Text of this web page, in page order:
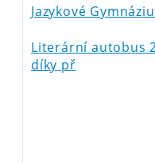
Jazykové
Literární autobus
díky př